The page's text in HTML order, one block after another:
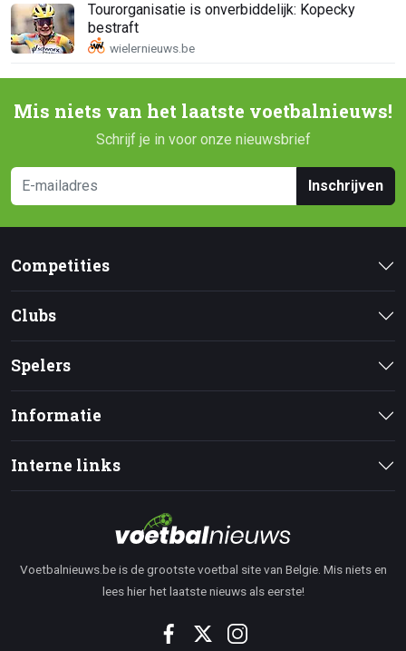
Tourorganisatie is onverbiddelijk: Kopecky
bestraft
Mis niets van het laatste voetbalnieuws!
Schrijf je in voor onze nieuwsbrief
Inschrijven
Competities
Clubs
Spelers
Informatie
Interne links
Voetbalnieuws.be is de grootste voetbal site van Belgie. Mis niets en
lees hier het laatste nieuws als eerste!